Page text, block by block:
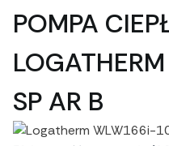
POMPA
SP AR B